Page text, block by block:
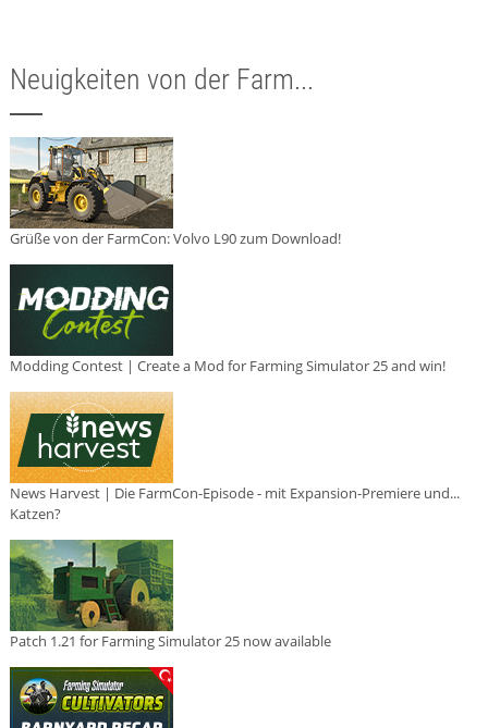
Neuigkeiten von der Farm...
Grüße von der FarmCon: Volvo L90 zum Download!
Modding Contest | Create a Mod for Farming Simulator 25 and win!
News Harvest | Die FarmCon-Episode - mit Expansion-Premiere und...
Katzen?
Patch 1.21 for Farming Simulator 25 now available